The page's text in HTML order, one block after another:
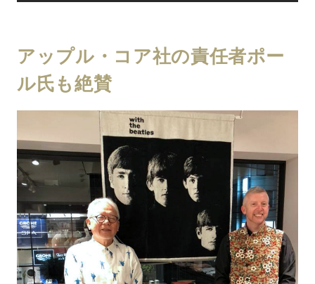
アップル・コア社の責任者ポー
ル氏も絶賛